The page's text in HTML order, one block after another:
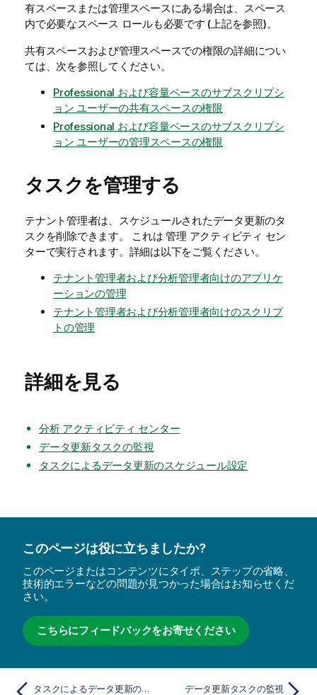
有スペースまたは管理スペースにある場合は、スペース
内で必要なスペース ロールも必要です (上記を参照)。
共有スペースおよび管理スペースでの権限の詳細につい
ては、次を参照してください。
Professional および容量ベースのサブスクリプシ
ョン ユーザーの共有スペースの権限
Professional および容量ベースのサブスクリプシ
ョン ユーザーの管理スペースの権限
タスクを管理する
テナント管理者は、スケジュールされたデータ更新のタ
スクを削除できます。 これは管理 アクティビティ セン
ターで実行されます。詳細は以下をご覧ください。
テナント管理者および分析管理者向けのアプリケ
ーションの管理
テナント管理者および分析管理者向けのスクリプ
トの管理
詳細を見る
分析 アクティビティ センター
データ更新タスクの監視
タスクによるデータ更新のスケジュール設定
このページは役に立ちましたか?
このページまたはコンテンツにタイポ、ステップの省略、
技術的エラーなどの問題が見つかった場合はお知らせくだ
さい。
こちらにフィードバックをお寄せください
タスクによるデータ更新のスケジュール設定 データ更新タスクの監視